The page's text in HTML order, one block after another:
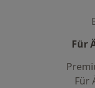
Für
Für